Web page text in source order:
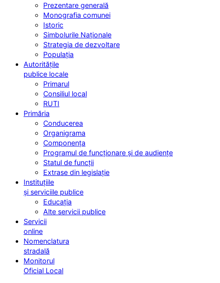
Prezentare generală
Monografia comunei
Istoric
Simbolurile Naționale
Strategia de dezvoltare
Populația
Autoritățile
publice locale
Primarul
Consiliul local
RUTI
Primăria
Conducerea
Organigrama
Componența
Programul de funcționare și de audiențe
Statul de funcții
Extrase din legislație
Instituțiile
și serviciile publice
Educația
Alte servicii publice
Servicii
online
Nomenclatura
stradală
Monitorul
Oficial Local